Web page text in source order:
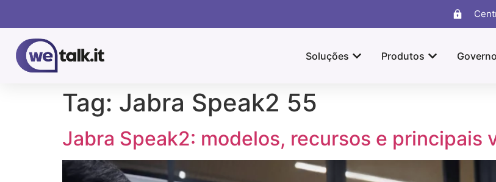
Soluções Produtos Governo
Tag: Jabra Speak2 55
Jabra Speak2: modelos, recursos e principais